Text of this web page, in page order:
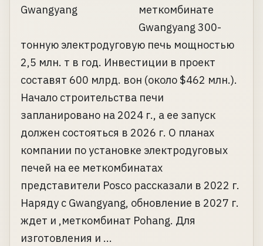
меткомбинате
Gwangyang 300-
тонную электродуговую печь мощностью
2,5 млн. т в год. Инвестиции в проект
составят 600 млрд. вон (около $462 млн.).
Начало строительства печи
запланировано на 2024 г., а ее запуск
должен состояться в 2026 г. О планах
компании по установке электродуговых
печей на ее меткомбинатах
представители Posco рассказали в 2022 г.
Наряду с Gwangyang, обновление в 2027 г.
ждет и ,меткомбинат Pohang. Для
изготовления и ...